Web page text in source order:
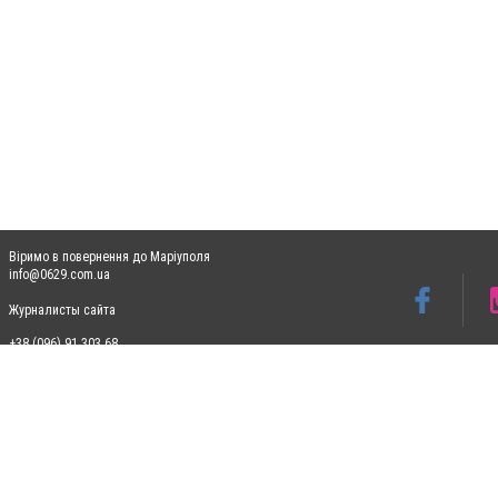
Віримо в повернення до Маріуполя
info@0629.com.ua
Журналисты сайта
+38 (096) 91 303 68